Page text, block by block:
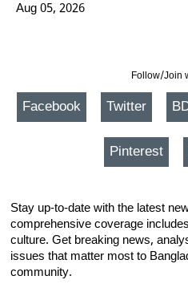
Aug 05, 2026
Follow/Join
Facebook Twitter
Pinterest
Stay up-to-date with the latest
comprehensive coverage
culture. Get breaking news,
issues that matter most to
community.